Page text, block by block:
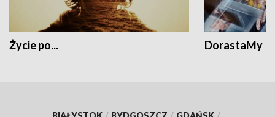
Życie po... DorastaMy